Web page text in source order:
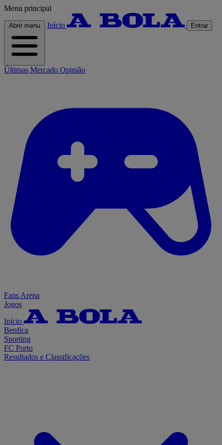
Menu principal
Abrir menu Início Entrar
Últimas Mercado Opinião
Fans Arena
Jogos
Início
Benfica
Sporting
FC Porto
Resultados e Classificações